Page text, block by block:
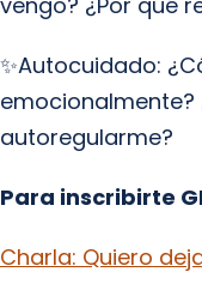
✨Autocuidado:
autoregularme?
Para inscribirte
Charla: Quiero